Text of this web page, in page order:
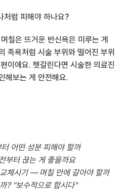
처럼 피해야 하나요?
칠은 뜨거운 반신욕은 미루는 게
족욕처럼 시술 부위와 떨어진 부위
이에요. 헷갈린다면 시술한 의료진
해보는 게 안전해요.
어떤 성분 피해야 할까
부터 끊는 게 좋을까요
체시기 — 며칠 만에 갈아야 할까
? "보수적으로 합시다"